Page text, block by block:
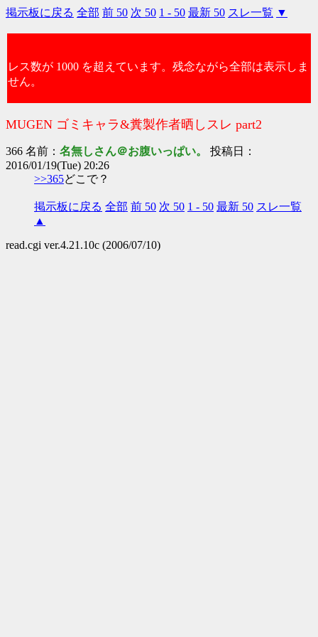
掲示板に戻る 全部 前 50 次 50 1 - 50 最新 50 スレ一覧 ▼
レス数が 1000 を超えています。残念ながら全部は表示しま
せん。
MUGEN ゴミキャラ&糞製作者晒しスレ part2
366 名前： 名無しさん＠お腹いっぱい。 投稿日：
2016/01/19(Tue) 20:26
>>365どこで？
掲示板に戻る 全部 前 50 次 50 1 - 50 最新 50 スレ一覧
▲
read.cgi ver.4.21.10c (2006/07/10)